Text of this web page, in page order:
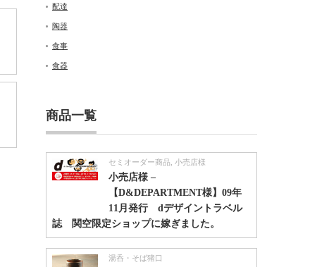
配達
陶器
食事
食器
商品一覧
セミオーダー商品 小売店様
小売店様 –
【D&DEPARTMENT様】09年
11月発行 dデザイントラベル
誌 関空限定ショップに嫁ぎました。
湯呑・そば猪口